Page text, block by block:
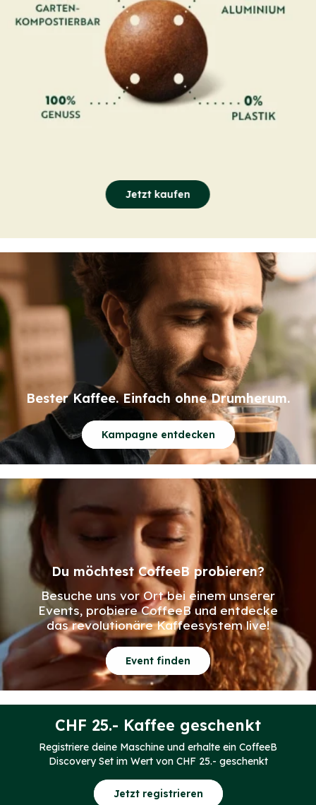
Jetzt kaufen
Bester Kaffee. Einfach ohne Drumherum.
Kampagne entdecken
Du möchtest CoffeeB probieren?
Besuche uns vor Ort bei einem unserer
Events, probiere CoffeeB und entdecke
das revolutionäre Kaffeesystem live!
Event finden
CHF 25.- Kaffee geschenkt
Registriere deine Maschine und erhalte ein CoffeeB
Discovery Set im Wert von CHF 25.- geschenkt
Jetzt registrieren